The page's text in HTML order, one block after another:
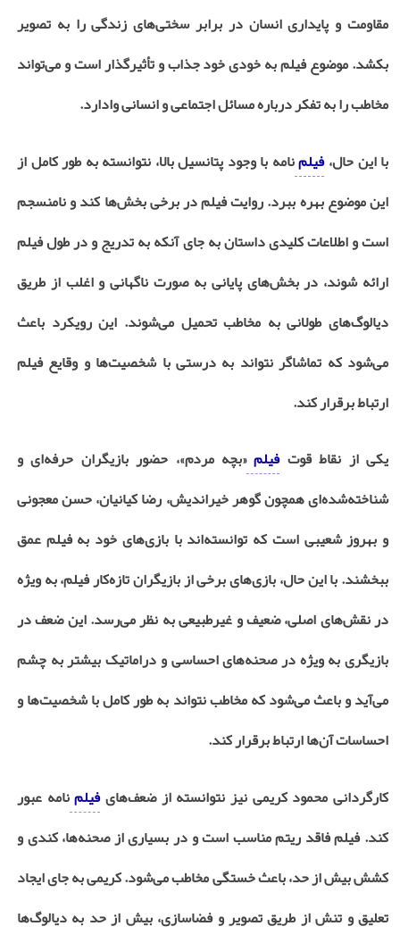
مقاومت و پایداری انسان در برابر سختی‌های زندگی را به تصویر
بکشد. موضوع فیلم به خودی خود جذاب و تأثیرگذار است و می‌تواند
مخاطب را به تفکر درباره مسائل اجتماعی و انسانی وادارد.
با این حال،فیلمنامه با وجود پتانسیل بالا، نتوانسته به طور کامل از
این موضوع بهره ببرد. روایت فیلم در برخی بخش‌ها کند و نامنسجم
است و اطلاعات کلیدی داستان به جای آنکه به تدریج و در طول فیلم
ارائه شوند، در بخش‌های پایانی به صورت ناگهانی و اغلب از طریق
دیالوگ‌های طولانی به مخاطب تحمیل می‌شوند. این رویکرد باعث
می‌شود که تماشاگر نتواند به درستی با شخصیت‌ها و وقایع فیلم
ارتباط برقرار کند.
یکی از نقاط قوتفیلم«بچه مردم»، حضور بازیگران حرفه‌ای و
شناخته‌شده‌ای همچون گوهر خیراندیش، رضا کیانیان، حسن معجونی
و بهروز شعیبی است که توانسته‌اند با بازی‌های خود به فیلم عمق
ببخشند. با این حال، بازی‌های برخی از بازیگران تازه‌کار فیلم، به ویژه
در نقش‌های اصلی، ضعیف و غیرطبیعی به نظر می‌رسد. این ضعف در
بازیگری به ویژه در صحنه‌های احساسی و دراماتیک بیشتر به چشم
می‌آید و باعث می‌شود که مخاطب نتواند به طور کامل با شخصیت‌ها و
احساسات آن‌ها ارتباط برقرار کند.
کارگردانی محمود کریمی نیز نتوانسته از ضعف‌هایفیلمنامه عبور
کند. فیلم فاقد ریتم مناسب است و در بسیاری از صحنه‌ها، کندی و
کشش بیش از حد، باعث خستگی مخاطب می‌شود. کریمی به جای ایجاد
تعلیق و تنش از طریق تصویر و فضاسازی، بیش از حد به دیالوگ‌ها